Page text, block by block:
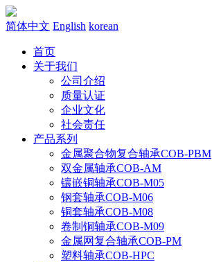
简体中文 English korean
首页
关于我们
公司介绍
质量认证
企业文化
社会责任
产品系列
金属聚合物复合轴承COB-PBM
双金属轴承COB-AM
镶嵌铜轴承COB-M05
钢套轴承COB-M06
铜套轴承COB-M08
卷制铜轴承COB-M09
金属网复合轴承COB-PM
塑料轴承COB-HPC